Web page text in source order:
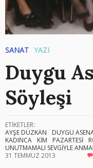
SANAT YAZI
Duygu
Söyleşi
ETİKETLER:
AYŞE DÜZKAN
DUYGU
KADINCA
KİM PAZARTESİ
UNUTMAMALI SEVGİYLE
31 TEMMUZ 2013